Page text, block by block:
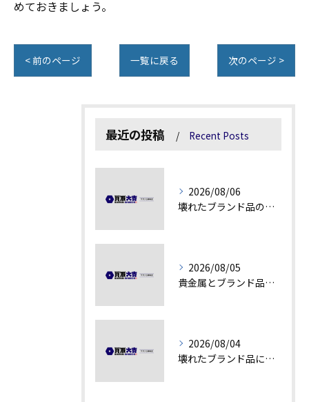
めておきましょう。
< 前のページ 一覧に戻る 次のページ >
最近の投稿 Recent Posts
2026/08/06
壊れたブランド品の価値を見極める技術とは
2026/08/05
貴金属とブランド品の価値変動を見極める方法
2026/08/04
壊れたブランド品にも価値がつく理由とは